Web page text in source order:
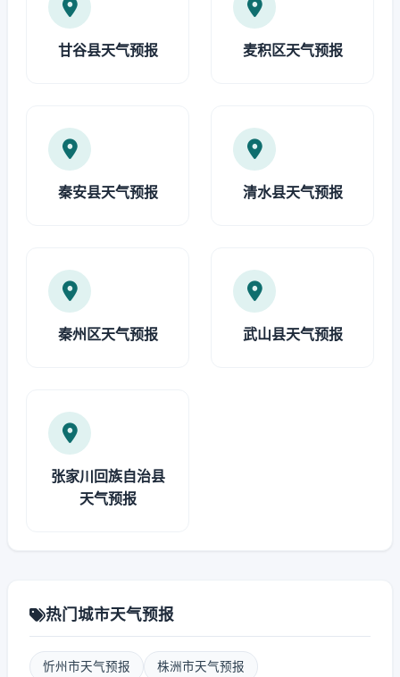
甘谷县天气预报 麦积区天气预报
秦安县天气预报 清水县天气预报
秦州区天气预报 武山县天气预报
张家川回族自治县
天气预报
热门城市天气预报
忻州市天气预报 株洲市天气预报